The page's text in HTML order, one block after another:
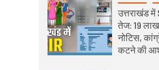
उत्तराखंड में
तेज: 19
नोटिस,
कटने की